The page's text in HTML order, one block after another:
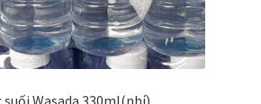
suối Wasada 330ml(nhí)